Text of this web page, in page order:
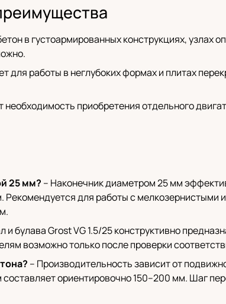
в густоармированных конструкциях, узлах
для работы в неглубоких формах и плитах
необходимость приобретения отдельного
25 мм? – Наконечник диаметром 25 мм
Рекомендуется для работы с
и булава Grost VG 1.5/25 конструктивно
возможно только после проверки
– Производительность зависит от
ориентировочно 150–200 мм. Шаг